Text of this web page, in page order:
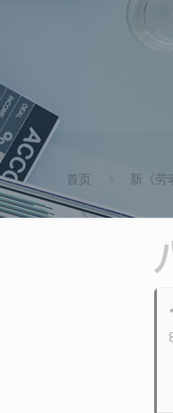
首页 新《劳